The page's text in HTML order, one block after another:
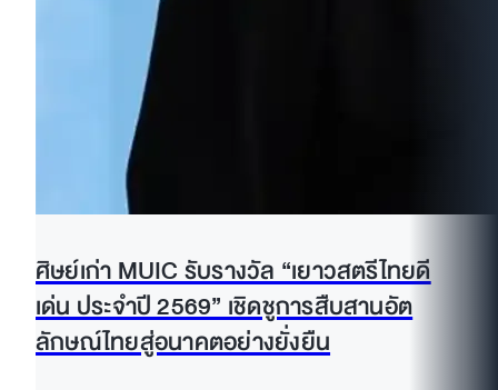
ศิษย์เก่า MUIC รับรางวัล “เยาวสตรีไทยดี
เด่น ประจำปี 2569” เชิดชูการสืบสานอัต
ลักษณ์ไทยสู่อนาคตอย่างยั่งยืน